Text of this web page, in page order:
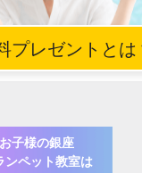
お子様の銀座
ンペット 教室は